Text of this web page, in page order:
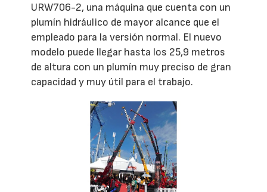
URW706-2, una máquina que cuenta con un
plumín hidráulico de mayor alcance que el
empleado para la versión normal. El nuevo
modelo puede llegar hasta los 25,9 metros
de altura con un plumín muy preciso de gran
capacidad y muy útil para el trabajo.